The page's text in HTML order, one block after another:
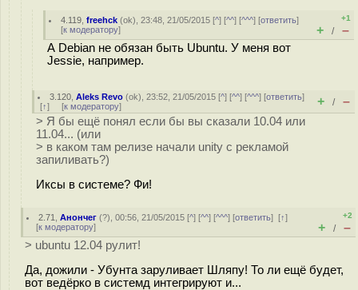
4.119 ,freehck (ok), 23:48, 21/05/2015 [^] [^^] [^^^] [ответить]
[к модератору]
+1
+ / –
А Debian не обязан быть Ubuntu. У меня вот
Jessie, например.
3.120 ,Aleks Revo (ok), 23:52, 21/05/2015 [^] [^^] [^^^] [ответить]
[↑] [к модератору] + / –
> Я бы ещё понял если бы вы сказали 10.04 или
11.04... (или
> в каком там релизе начали unity с рекламой
запиливать?)
Иксы в системе? Фи!
2.71 ,Анончег (?), 00:56, 21/05/2015 [^] [^^] [^^^] [ответить][↑]
[к модератору]
+2
+ / –
> ubuntu 12.04 рулит!
Да, дожили - Убунта заруливает Шляпу! То ли ещё будет,
вот ведёрко в системд интегрируют и...